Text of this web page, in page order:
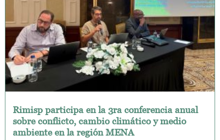
Rimisp participa en la 3ra conferencia anual
sobre conflicto, cambio climático y medio
ambiente en la región MENA